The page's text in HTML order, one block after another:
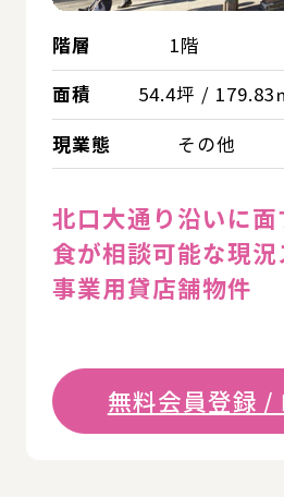
階層
1階
面積
54.4坪 / 179.83
現業態
その他
北口大通り沿いに
食が相談可能な現
事業用貸店舗物件
無料会員登録 /